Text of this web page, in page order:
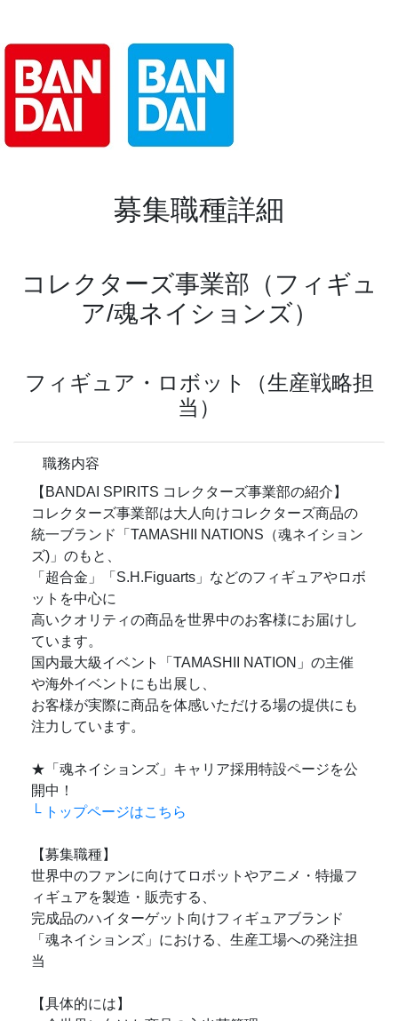
募集職種詳細
コレクターズ事業部（フィギュ
ア/魂ネイションズ）
フィギュア・ロボット（生産戦略担
当）
職務内容
【BANDAI SPIRITS コレクターズ事業部の紹介】
コレクターズ事業部は大人向けコレクターズ商品の
統一ブランド「TAMASHII NATIONS（魂ネイション
ズ)」のもと、
「超合金」「S.H.Figuarts」などのフィギュアやロボ
ットを中心に
高いクオリティの商品を世界中のお客様にお届けし
ています。
国内最大級イベント「TAMASHII NATION」の主催
や海外イベントにも出展し、
お客様が実際に商品を体感いただける場の提供にも
注力しています。
★「魂ネイションズ」キャリア採用特設ページを公
開中！
└ トップページはこちら
【募集職種】
世界中のファンに向けてロボットやアニメ・特撮フ
ィギュアを製造・販売する、
完成品のハイターゲット向けフィギュアブランド
「魂ネイションズ」における、生産工場への発注担
当
【具体的には】